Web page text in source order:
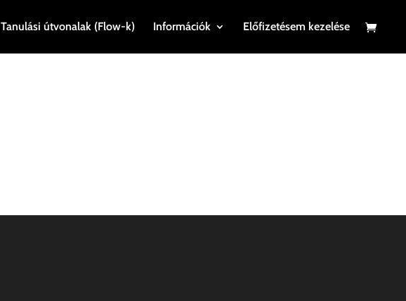
Tanulási útvonalak (Flow-k) Információk Előfizetésem kezelése